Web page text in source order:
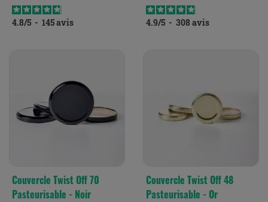
4.8/5 - 145avis 4.9/5 - 308 avis
Couvercle Twist Off 70
Pasteurisable - Noir
Couvercle Twist Off 48
Pasteurisable - Or